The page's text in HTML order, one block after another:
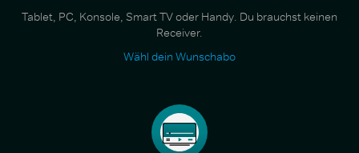
Tablet, PC, Konsole, Smart TV oder Handy. Du brauchst keinen
Receiver.
Wähl dein Wunschabo